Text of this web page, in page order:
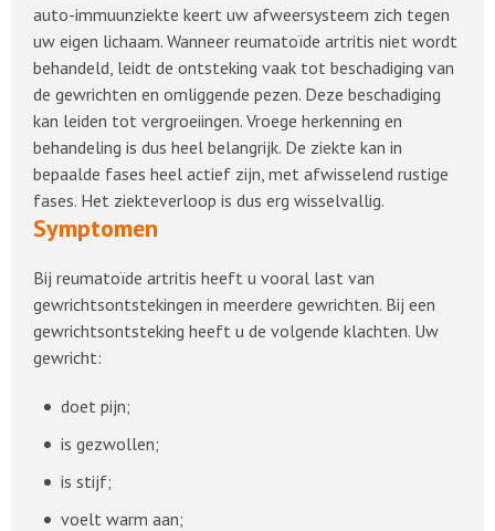
auto-immuunziekte keert uw afweersysteem zich tegen
uw eigen lichaam. Wanneer reumatoïde artritis niet wordt
behandeld, leidt de ontsteking vaak tot beschadiging van
de gewrichten en omliggende pezen. Deze beschadiging
kan leiden tot vergroeiingen. Vroege herkenning en
behandeling is dus heel belangrijk. De ziekte kan in
bepaalde fases heel actief zijn, met afwisselend rustige
fases. Het ziekteverloop is dus erg wisselvallig.
Symptomen
Bij reumatoïde artritis heeft u vooral last van
gewrichtsontstekingen in meerdere gewrichten. Bij een
gewrichtsontsteking heeft u de volgende klachten. Uw
gewricht:
doet pijn;
is gezwollen;
is stijf;
voelt warm aan;